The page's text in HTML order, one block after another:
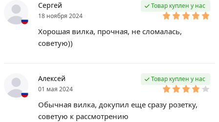
Сергей
18 ноября 2024
Товар куплен у нас
Хорошая вилка, прочная, не сломалась,
советую))
Алексей
01 мая 2024
Товар куплен у нас
Обычная вилка, докупил еще сразу розетку,
советую к рассмотрению